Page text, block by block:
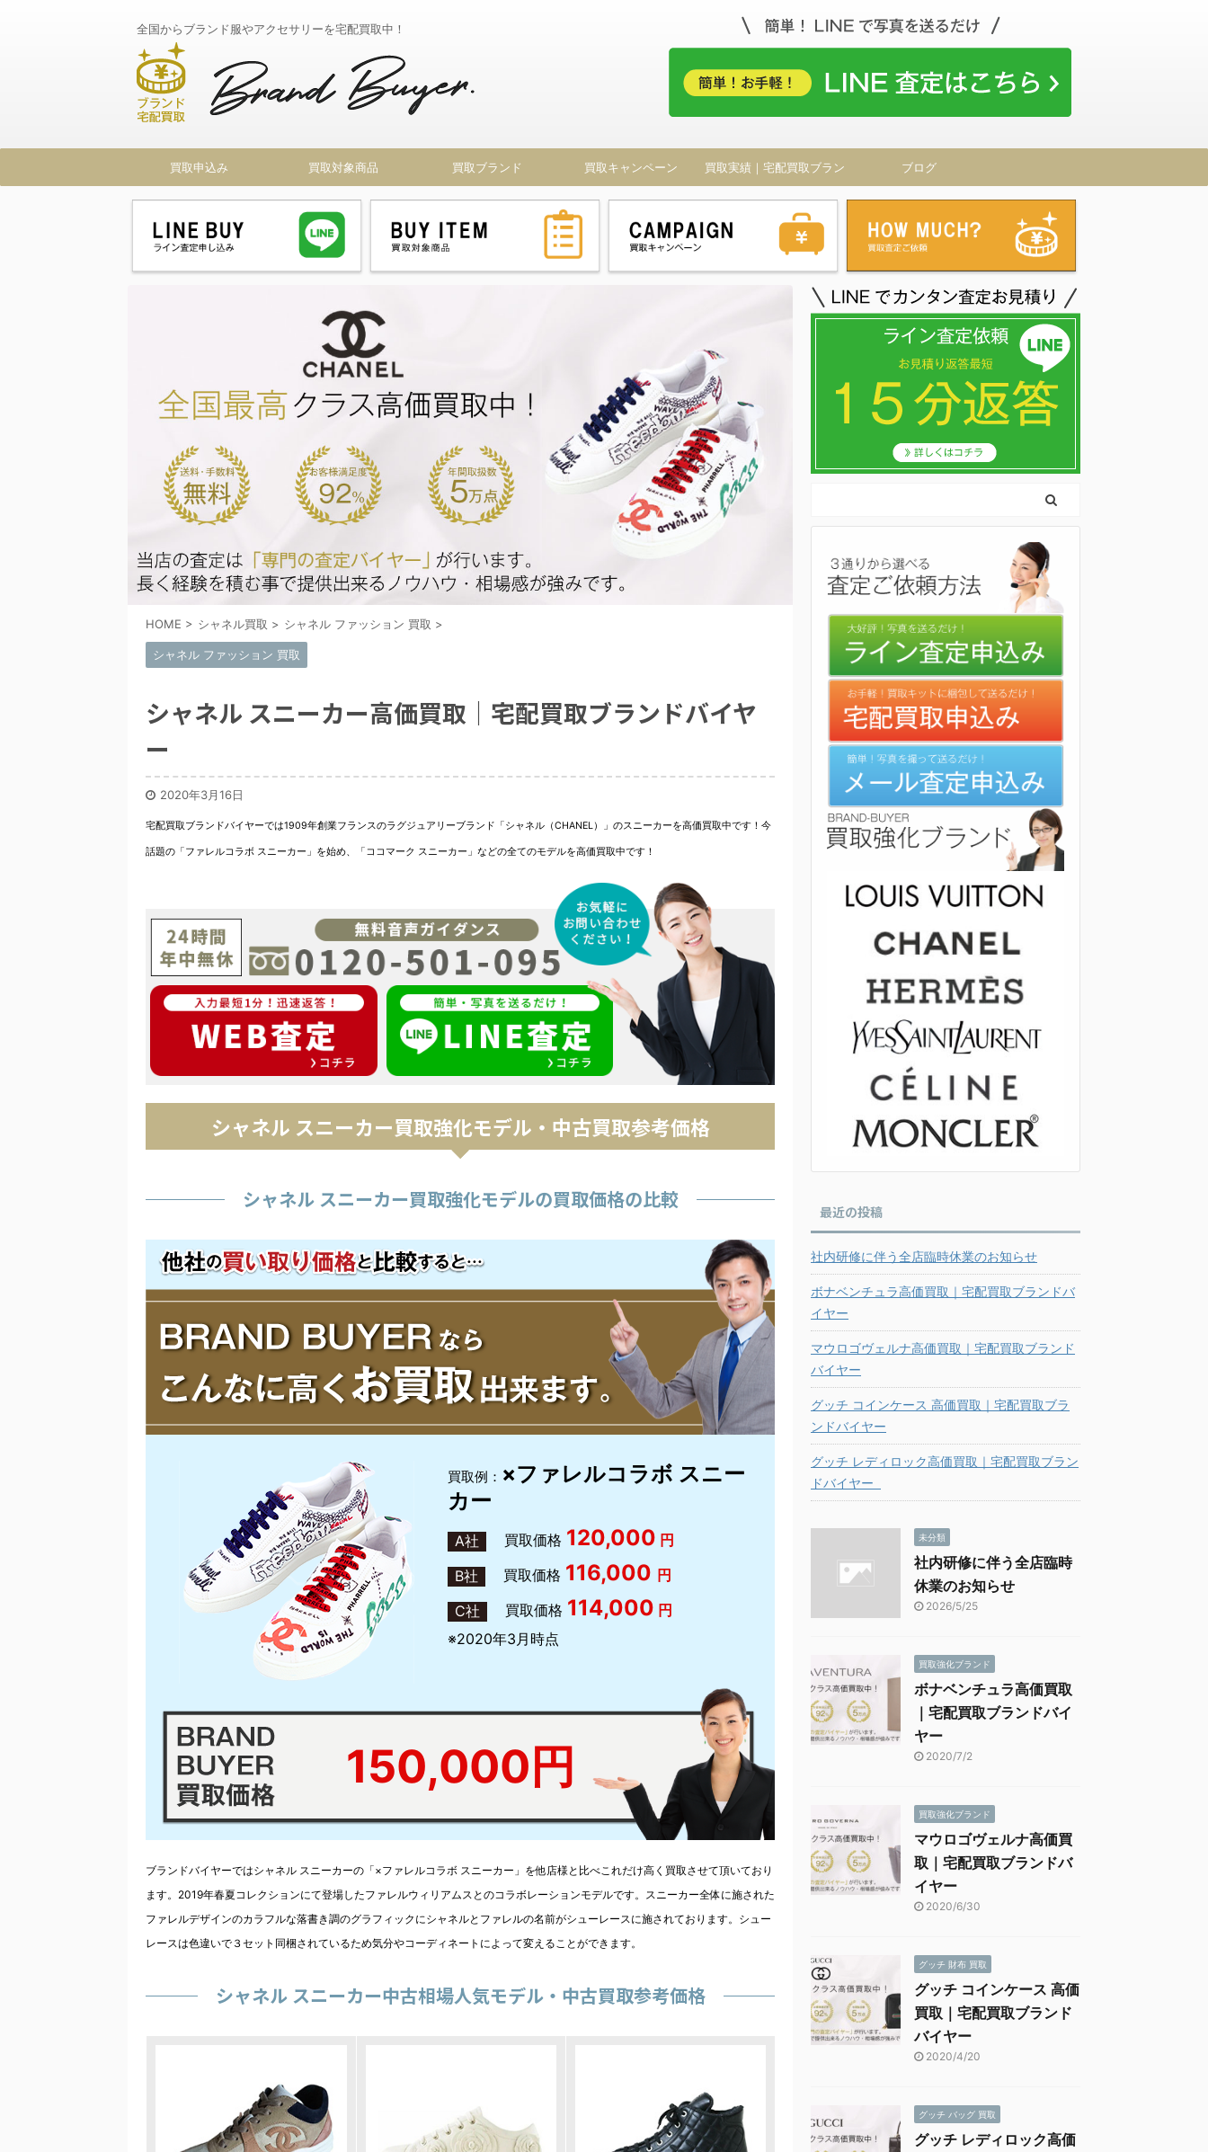
全国からブランド服やアクセサリーを宅配買取中！
買取申込み 買取対象商品 買取ブランド 買取キャンペーン 買取実績｜宅配買取ブラン
ドバイヤー
ブログ
HOME > シャネル買取 > シャネル ファッション 買取 >
シャネル ファッション 買取
シャネル スニーカー高価買取｜宅配買取ブランドバイヤ
ー
2020年3月16日
宅配買取ブランドバイヤーでは1909年創業フランスのラグジュアリーブランド「シャネル（CHANEL）」のスニーカーを高価買取中です！今
話題の「ファレルコラボ スニーカー」を始め、「ココマーク スニーカー」などの全てのモデルを高価買取中です！
シャネル スニーカー買取強化モデル・中古買取参考価格
シャネル スニーカー買取強化モデルの買取価格の比較
買取例： ×ファレルコラボ スニー
カー
A社 買取価格 120,000 円
B社
買取価格 116,000 円
C社
買取価格 114,000 円
※2020年3月時点
150,000円
ブランドバイヤーではシャネル スニーカーの「×ファレルコラボ スニーカー」を他店様と比べこれだけ高く買取させて頂いており
ます。2019年春夏コレクションにて登場したファレルウィリアムスとのコラボレーションモデルです。スニーカー全体に施された
ファレルデザインのカラフルな落書き調のグラフィックにシャネルとファレルの名前がシューレースに施されております。シュー
レースは色違いで３セット同梱されているため気分やコーディネートによって変えることができます。
シャネル スニーカー中古相場人気モデル・中古買取参考価格
最近の投稿
社内研修に伴う全店臨時休業のお知らせ
ボナベンチュラ高価買取｜宅配買取ブランドバ
イヤー
マウロゴヴェルナ高価買取｜宅配買取ブランド
バイヤー
グッチ コインケース 高価買取｜宅配買取ブラ
ンドバイヤー
グッチ レディロック高価買取｜宅配買取ブラン
ドバイヤー
未分類
社内研修に伴う全店臨時
休業のお知らせ
2026/5/25
買取強化ブランド
ボナベンチュラ高価買取
｜宅配買取ブランドバイ
ヤー
2020/7/2
買取強化ブランド
マウロゴヴェルナ高価買
取｜宅配買取ブランドバ
イヤー
2020/6/30
グッチ 財布 買取
グッチ コインケース 高価
買取｜宅配買取ブランド
バイヤー
2020/4/20
グッチ バッグ 買取
グッチ レディロック高価